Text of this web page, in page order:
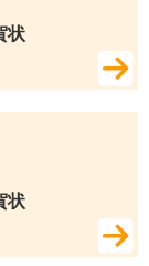
状
状